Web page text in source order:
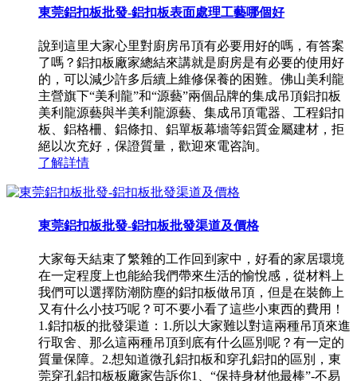
東莞鋁扣板批發-鋁扣板表面處理工藝哪個好
說到這里大家心里對廚房吊頂有必要用好的嗎，有答案
了嗎？鋁扣板廠家總結來講就是廚房是有必要的使用好
的，可以減少許多后續上維修保養的困難。佛山美利龍
主營旗下“美利龍”和“源藝”兩個品牌的集成吊頂鋁扣板
美利龍源藝與半美利龍源藝、集成吊頂電器、工程鋁扣
板、鋁格柵、鋁條扣、鋁單板幕墻等鋁質金屬建材，拒
絕以次充好，保證質量，歡迎來電咨詢。
了解詳情
東莞鋁扣板批發-鋁扣板批發渠道及價格
大家每天結束了繁雜的工作回到家中，好看的家居環境
在一定程度上也能給我們帶來生活的愉悅感，從材料上
我們可以選擇防潮防塵的鋁扣板做吊頂，但是在裝飾上
又有什么小技巧呢？可不要小看了這些小東西的費用！
1.鋁扣板的批發渠道：1.所以大家難以對這兩種吊頂來進
行取舍、那么這兩種吊頂到底有什么區別呢？有一定的
質量保障。2.想知道微孔鋁扣板和穿孔鋁扣的區別，東
莞穿孔鋁扣板板廠家告訴你1、“保持身材他最棒”-不易